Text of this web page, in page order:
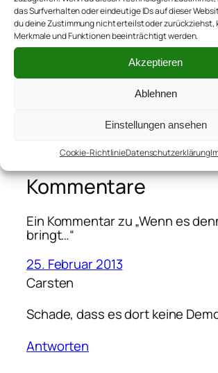
das Surfverhalten oder eindeutige IDs auf dieser
du deine Zustimmung nicht erteilst oder zurückziehst,
Merkmale und Funktionen beeinträchtigt werden.
Akzeptieren
Ablehnen
Einstellungen ansehen
Cookie-RichtlinieDatenschutzerklärung
← Pisa Bolognese – Neue
Wege in den Abgrund
Kommentare
Ein Kommentar zu „Wenn es
bringt…“
25. Februar 2013
Carsten
Schade, dass es dort keine
Antworten